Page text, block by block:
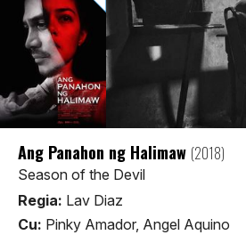
Ang Panahon ng Halimaw (2018)
Season of the Devil
Regia: Lav Diaz
Cu: Pinky Amador, Angel Aquino